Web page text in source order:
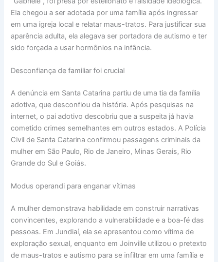
Ela chegou a ser adotada por uma família após ingressar
em uma igreja local e relatar maus-tratos. Para justificar sua
aparência adulta, ela alegava ser portadora de autismo e ter
sido forçada a usar hormônios na infância.
Desconfiança de familiar foi crucial
A denúncia em Santa Catarina partiu de uma tia da família
adotiva, que desconfiou da história. Após pesquisas na
internet, o pai adotivo descobriu que a suspeita já havia
cometido crimes semelhantes em outros estados. A Polícia
Civil de Santa Catarina confirmou passagens criminais da
mulher em São Paulo, Rio de Janeiro, Minas Gerais, Rio
Grande do Sul e Goiás.
Modus operandi para enganar vítimas
A mulher demonstrava habilidade em construir narrativas
convincentes, explorando a vulnerabilidade e a boa-fé das
pessoas. Em Jundiaí, ela se apresentou como vítima de
exploração sexual, enquanto em Joinville utilizou o pretexto
de maus-tratos e autismo para se infiltrar em uma família e